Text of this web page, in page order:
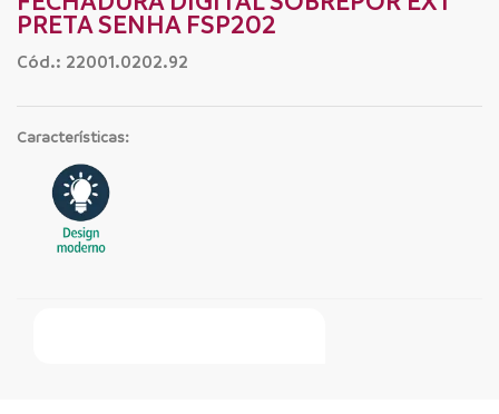
PRETA SENHA FSP202
Cód.: 22001.0202.92
Características: